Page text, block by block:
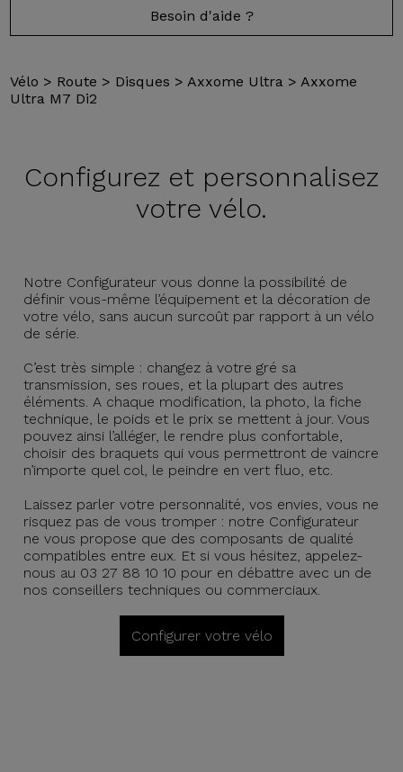
Besoin d'aide ?
Vélo > Route > Disques > Axxome Ultra > Axxome
Ultra M7 Di2
Configurez et personnalisez
votre vélo.
Notre Configurateur vous donne la possibilité de
définir vous-même l’équipement et la décoration de
votre vélo, sans aucun surcoût par rapport à un vélo
de série.
C’est très simple : changez à votre gré sa
transmission, ses roues, et la plupart des autres
éléments. A chaque modification, la photo, la fiche
technique, le poids et le prix se mettent à jour. Vous
pouvez ainsi l’alléger, le rendre plus confortable,
choisir des braquets qui vous permettront de vaincre
n’importe quel col, le peindre en vert fluo, etc.
Laissez parler votre personnalité, vos envies, vous ne
risquez pas de vous tromper : notre Configurateur
ne vous propose que des composants de qualité
compatibles entre eux. Et si vous hésitez, appelez-
nous au 03 27 88 10 10 pour en débattre avec un de
nos conseillers techniques ou commerciaux.
Configurer votre vélo